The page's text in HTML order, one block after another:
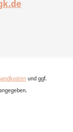
und ggf.